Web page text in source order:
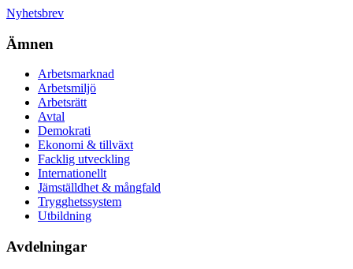
Nyhetsbrev
Ämnen
Arbetsmarknad
Arbetsmiljö
Arbetsrätt
Avtal
Demokrati
Ekonomi & tillväxt
Facklig utveckling
Internationellt
Jämställdhet & mångfald
Trygghetssystem
Utbildning
Avdelningar